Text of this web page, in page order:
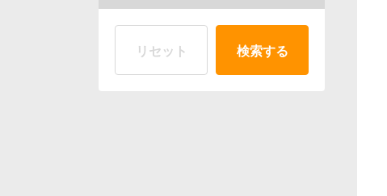
リセット 検索する